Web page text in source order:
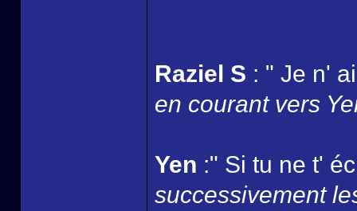
Raziel S : " Je n'
en courant vers
Yen :" Si tu ne t'
successivement